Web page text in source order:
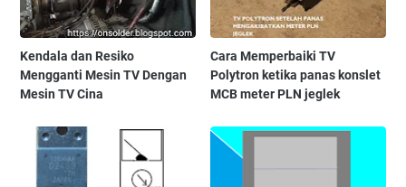
Kendala dan Resiko
Mengganti Mesin TV Dengan
Mesin TV Cina
Cara Memperbaiki TV
Polytron ketika panas konslet
MCB meter PLN jeglek